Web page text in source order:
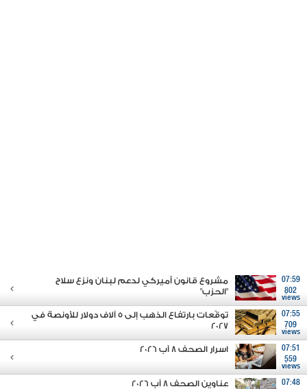
07:59
802
views
مشروع قانون أميركي لدعم لبنان ونزع سلاح
"الحزب"
07:55
709
views
توقّعات بارتفاع الذهب إلى 5 آلاف دولار للأونصة في
2027
07:51
559
views
اسرار الصحف 8 آب 2026
07:48
عناوين الصحف 8 آب 2026